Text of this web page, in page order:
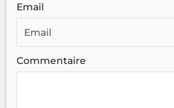
Email
Commentaire